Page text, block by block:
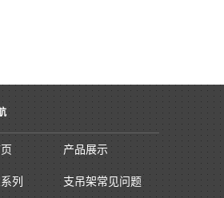
产品展示
列 支吊架常见问题